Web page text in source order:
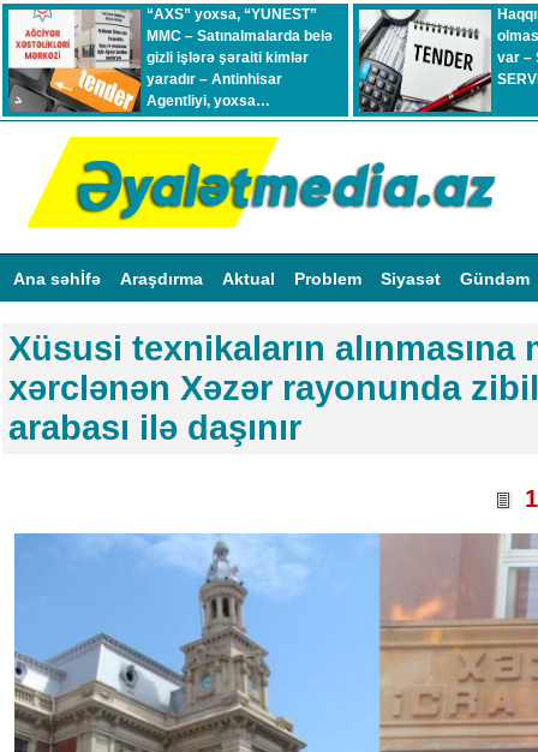
“AXS” yoxsa, “YUNEST”
MMC – Satınalmalarda belə
gizli işlərə şəraiti kimlər
yaradır – Antinhisar
Agentliyi, yoxsa…
var –
Ana səhİfə Araşdırma Aktual Problem Siyasət Gündəm
Xüsusi texnikaların alınmasına
xərclənən Xəzər rayonunda
arabası ilə daşınır